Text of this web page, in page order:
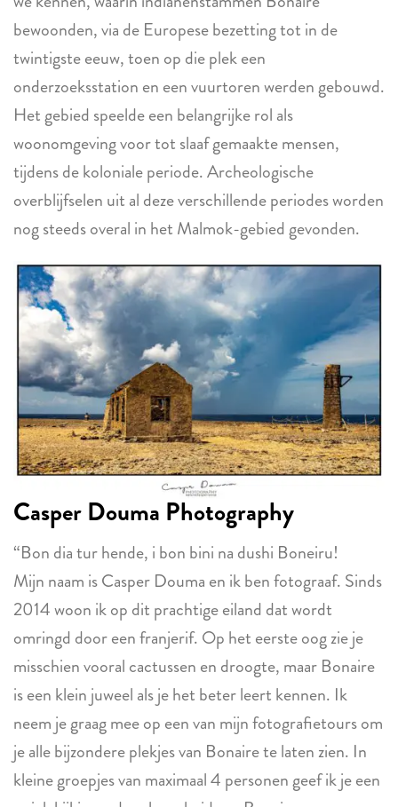
bewoonden, via de Europese bezetting tot in de
twintigste eeuw, toen op die plek een
onderzoeksstation en een vuurtoren werden gebouwd.
Het gebied speelde een belangrijke rol als
woonomgeving voor tot slaaf gemaakte mensen,
tijdens de koloniale periode. Archeologische
overblijfselen uit al deze verschillende periodes worden
nog steeds overal in het Malmok-gebied gevonden.
Casper Douma Photography
“Bon dia tur hende, i bon bini na dushi Boneiru!
Mijn naam is Casper Douma en ik ben fotograaf. Sinds
2014 woon ik op dit prachtige eiland dat wordt
omringd door een franjerif. Op het eerste oog zie je
misschien vooral cactussen en droogte, maar Bonaire
is een klein juweel als je het beter leert kennen. Ik
neem je graag mee op een van mijn fotografietours om
je alle bijzondere plekjes van Bonaire te laten zien. In
kleine groepjes van maximaal 4 personen geef ik je een